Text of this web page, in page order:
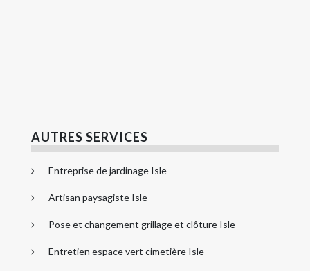
AUTRES SERVICES
Entreprise de jardinage Isle
Artisan paysagiste Isle
Pose et changement grillage et clôture Isle
Entretien espace vert cimetière Isle